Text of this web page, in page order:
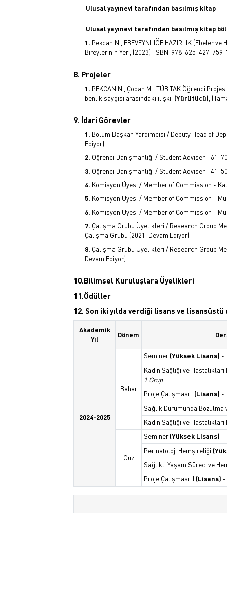
Ulusal yayınevi tarafından basılmış kitap
Ulusal yayınevi tarafından basılmış kitap
Pekcan N., EBEVEYNLİĞE HAZIRLIK (Ebeler
Bireylerinin Yeri, (2023), ISBN: 978-625-427-
8. Projeler
PEKCAN N., Çoban M., TÜBİTAK Öğrenci
benlik saygısı arasındaki ilişki, (Yürütücü) ,
9. İdari Görevler
Bölüm Başkan Yardımcısı / Deputy Head of
Ediyor)
Öğrenci Danışmanlığı / Student Adviser - 61-
Öğrenci Danışmanlığı / Student Adviser - 41-
Komisyon Üyesi / Member of Commission -
Komisyon Üyesi / Member of Commission -
Komisyon Üyesi / Member of Commission -
Çalışma Grubu Üyelikleri / Research Group
Çalışma Grubu (2021-Devam Ediyor)
Çalışma Grubu Üyelikleri / Research Group
Devam Ediyor)
10.Bilimsel Kuruluşlara Üyelikleri
11.Ödüller
12. Son iki yılda verdiği lisans ve
Akademik
Yıl
Dönem
2024-2025
Bahar
Seminer (Yüksek Lisans) -
Kadın Sağlığı ve
1 Grup
Proje Çalışması I (Lisans) -
Sağlık Durumunda Bozulma
Kadın Sağlığı ve
Güz
Seminer (Yüksek Lisans) -
Perinatoloji Hemşireliği
Sağlıklı Yaşam Süreci ve
Proje Çalışması II (Lisans) -